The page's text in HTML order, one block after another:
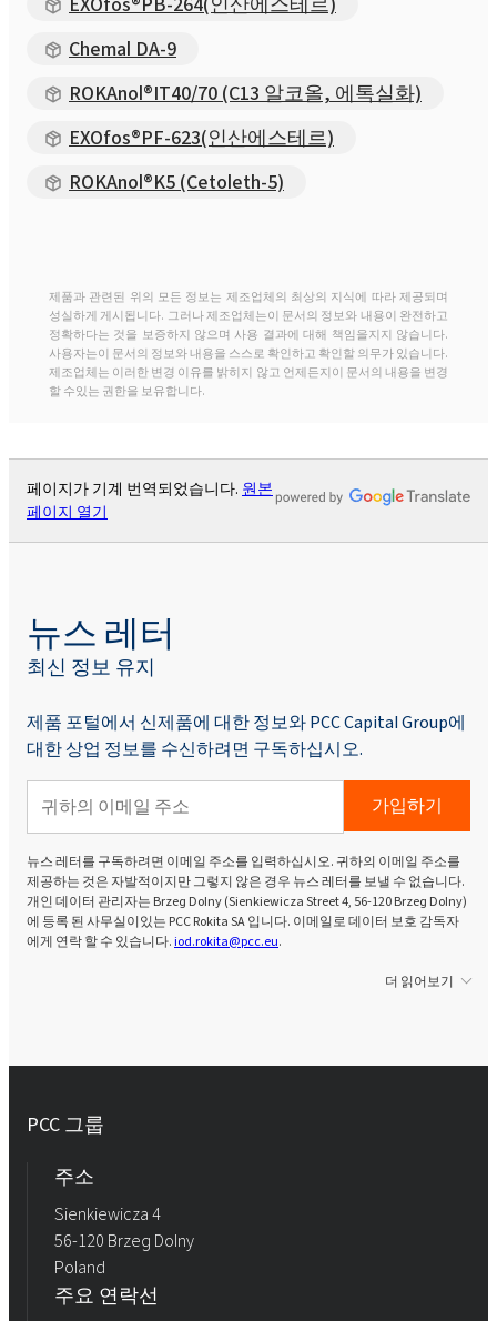
Chemal DA-9
ROKAnol®IT40/70 (C13 알코올, 에톡실화)
EXOfos®PF-623(인산에스테르)
ROKAnol®K5 (Cetoleth-5)
제품과 관련된 위의 모든 정보는 제조업체의 최상의 지식에 따라 제공되며
성실하게 게시됩니다. 그러나 제조업체는이 문서의 정보와 내용이 완전하고
정확하다는 것을 보증하지 않으며 사용 결과에 대해 책임을지지 않습니다.
사용자는이 문서의 정보와 내용을 스스로 확인하고 확인할 의무가 있습니다.
제조업체는 이러한 변경 이유를 밝히지 않고 언제든지이 문서의 내용을 변경
할 수있는 권한을 보유합니다.
페이지가 기계 번역되었습니다. 원본
페이지 열기
뉴스 레터
최신 정보 유지
제품 포털에서 신제품에 대한 정보와 PCC Capital Group에
대한 상업 정보를 수신하려면 구독하십시오.
가입하기
뉴스 레터를 구독하려면 이메일 주소를 입력하십시오. 귀하의 이메일 주소를
제공하는 것은 자발적이지만 그렇지 않은 경우 뉴스 레터를 보낼 수 없습니다.
개인 데이터 관리자는 Brzeg Dolny (Sienkiewicza Street 4, 56-120 Brzeg Dolny)
에 등록 된 사무실이있는 PCC Rokita SA 입니다. 이메일로 데이터 보호 감독자
에게 연락 할 수 있습니다.iod.rokita@pcc.eu.
더 읽어보기
PCC 그룹
주소
Sienkiewicza 4
56-120 Brzeg Dolny
Poland
주요 연락선